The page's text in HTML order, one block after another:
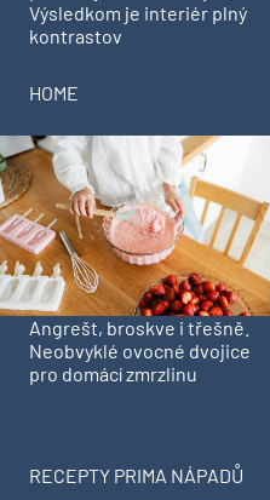
Výsledkom je interiér plný
kontrastov
HOME
Angrešt, broskve i třešně.
Neobvyklé ovocné dvojice
pro domácí zmrzlinu
RECEPTY PRIMA NÁPADŮ